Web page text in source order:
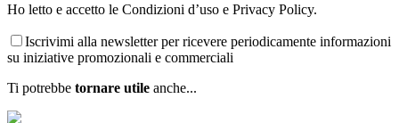
Ho letto e accetto le Condizioni d’uso e Privacy Policy.
Iscrivimi alla newsletter per ricevere periodicamente informazioni
su iniziative promozionali e commerciali
Ti potrebbe tornare utile anche...